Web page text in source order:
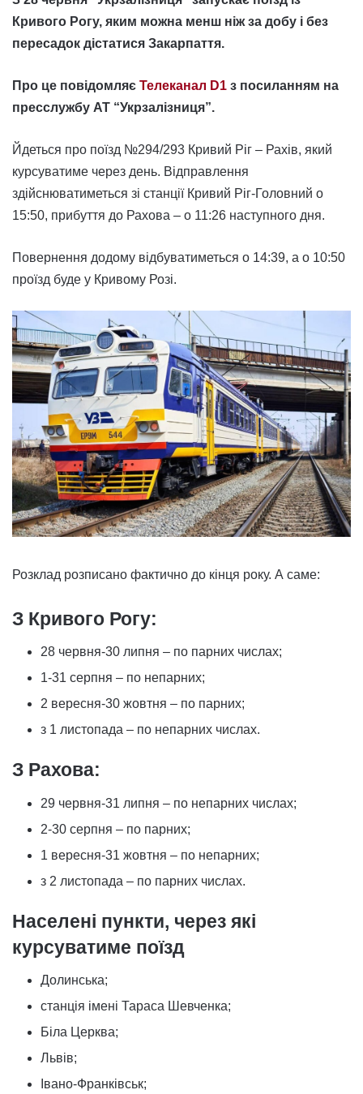
Кривого Рогу, яким можна менш ніж за добу і без
пересадок дістатися Закарпаття.
Про це повідомляє Телеканал D1 з посиланням на
пресслужбу АТ “Укрзалізниця”.
Йдеться про поїзд №294/293 Кривий Ріг – Рахів, який
курсуватиме через день. Відправлення
здійснюватиметься зі станції Кривий Ріг-Головний о
15:50, прибуття до Рахова – о 11:26 наступного дня.
Повернення додому відбуватиметься о 14:39, а о 10:50
проїзд буде у Кривому Розі.
Розклад розписано фактично до кінця року. А саме:
З Кривого Рогу:
28 червня-30 липня – по парних числах;
1-31 серпня – по непарних;
2 вересня-30 жовтня – по парних;
з 1 листопада – по непарних числах.
З Рахова:
29 червня-31 липня – по непарних числах;
2-30 серпня – по парних;
1 вересня-31 жовтня – по непарних;
з 2 листопада – по парних числах.
Населені пункти, через які
курсуватиме поїзд
Долинська;
станція імені Тараса Шевченка;
Біла Церква;
Львів;
Івано-Франківськ;